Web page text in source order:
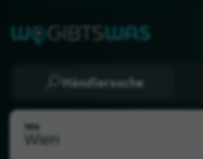
Händlersuche
Wo